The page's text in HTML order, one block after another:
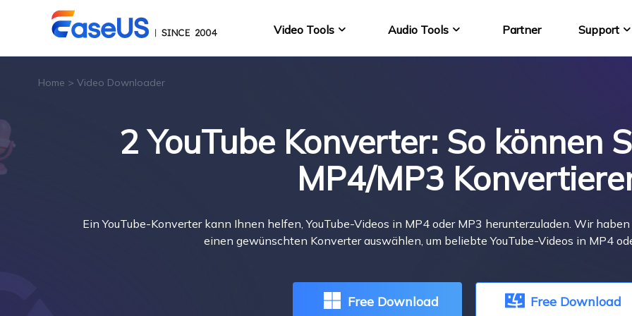
Video Tools
Video Downloader
YouTube Video auf
VideoKit
Audio Tools Partner Support
Home > Video Downloader
2 YouTube Konverter: So können
MP4/MP3
Ein YouTube-Konverter kann Ihnen helfen, YouTube-Videos in MP4 oder MP3 herunterzuladen. Wir
einen gewünschten Konverter auswählen, um beliebte YouTube-Videos in MP4
Free Download Free Download